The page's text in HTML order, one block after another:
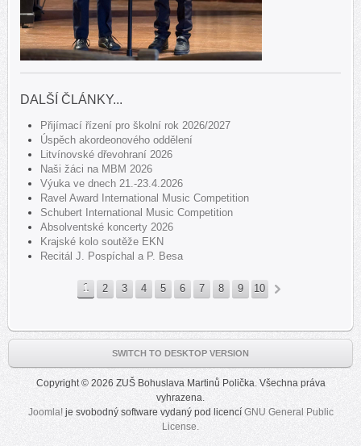
DALŠÍ ČLÁNKY...
Přijímací řízení pro školní rok 2026/2027
Úspěch akordeonového oddělení
Litvínovské dřevohraní 2026
Naši žáci na MBM 2026
Výuka ve dnech 21.-23.4.2026
Ravel Award International Music Competition
Schubert International Music Competition
Absolventské koncerty 2026
Krajské kolo soutěže EKN
Recitál J. Pospíchal a P. Besa
1 2 3 4 5 6 7 8 9 10
SWITCH TO DESKTOP VERSION
Copyright © 2026 ZUŠ Bohuslava Martinů Polička. Všechna práva
vyhrazena.
Joomla!je svobodný software vydaný pod licencí GNU General Public
License.